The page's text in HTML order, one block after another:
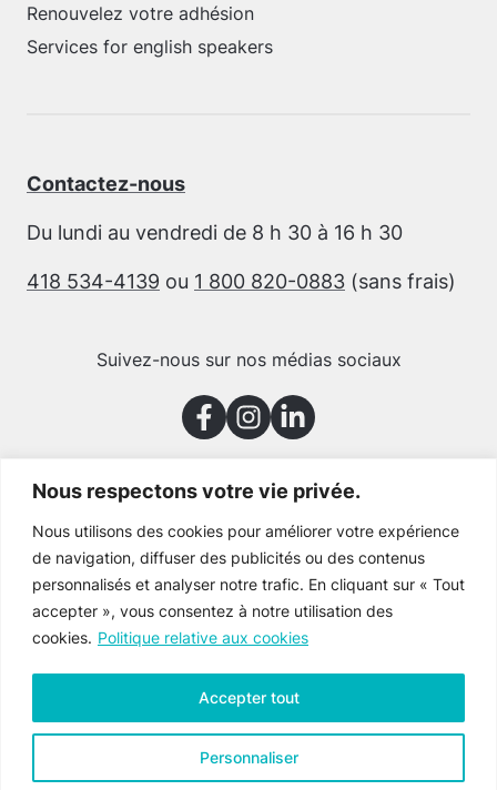
Nous respectons votre vie privée.
Nous utilisons des cookies pour améliorer votre expérience
de navigation, diffuser des publicités ou des contenus
personnalisés et analyser notre trafic. En cliquant sur « Tout
accepter », vous consentez à notre utilisation des
cookies. Politique relative aux cookies
Personnaliser
Accepter tout
Renouvelez votre adhésion
Services for english speakers
Contactez-nous
Du lundi au vendredi de 8 h 30 à 16 h 30
418 534-4139 ou 1 800 820-0883 (sans frais)
Suivez-nous sur nos médias sociaux
Merci à nos partenaires